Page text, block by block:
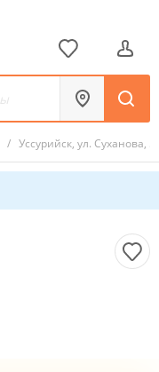
/ Уссурийск, ул. Суханова,